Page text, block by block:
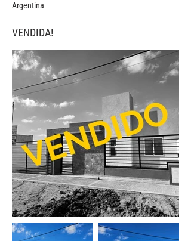
Argentina
VENDIDA!